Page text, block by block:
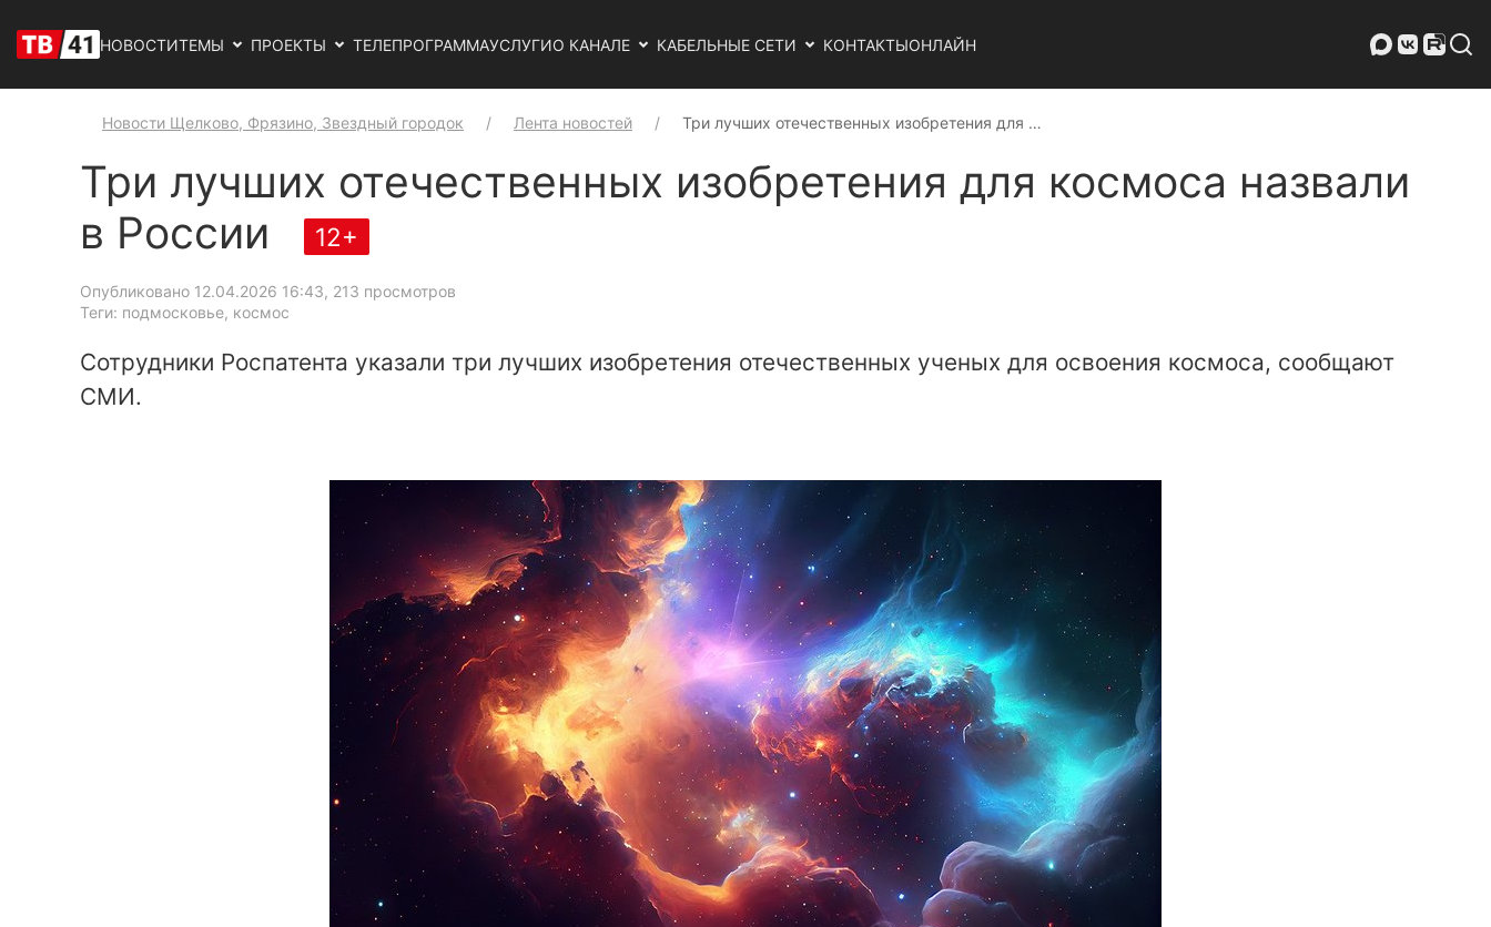
НОВОСТИТЕМЫ ПРОЕКТЫ ТЕЛЕПРОГРАММАУСЛУГИО КАНАЛЕ КАБЕЛЬНЫЕ СЕТИ КОНТАКТЫОНЛАЙН
Новости Щелково, Фрязино, Звездный городок Лента новостей Три лучших отечественных изобретения для …
Три лучших отечественных изобретения для космоса назвали
в России
12+
Опубликовано 12.04.2026 16:43, 213 просмотров
Теги: подмосковье, космос
Сотрудники Роспатента указали три лучших изобретения отечественных ученых для освоения космоса, сообщают
СМИ.